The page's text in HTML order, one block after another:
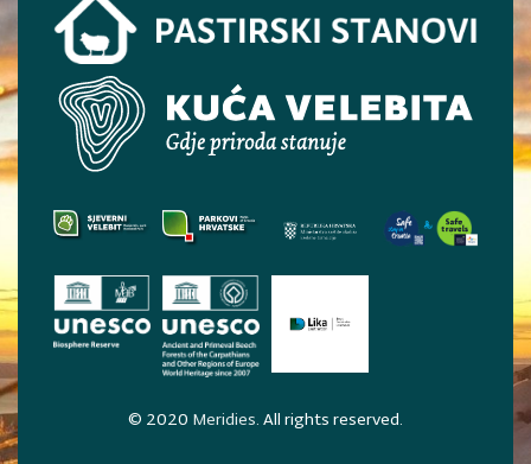
© 2020 Meridies. All rights reserved.